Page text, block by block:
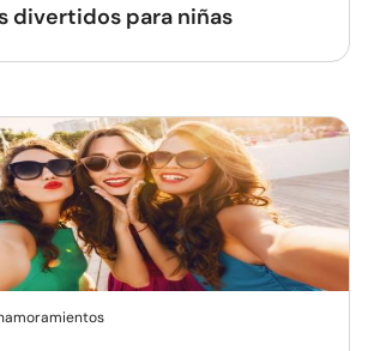
divertidos para niñas